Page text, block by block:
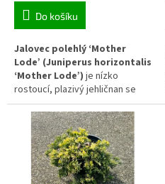
Do košíku
Jalovec polehlý ‘Mother
Lode’ (Juniperus horizontalis
‘Mother Lode’) je nízko
rostoucí, plazivý jehličnan se
zářivě zlatožlutým zbarvením.
Vytváří hustý půdopokryvný
koberec, který rozjasňuje
výsadby a současně stabilizuje
půdu na suchých a slunných
stanovištích.